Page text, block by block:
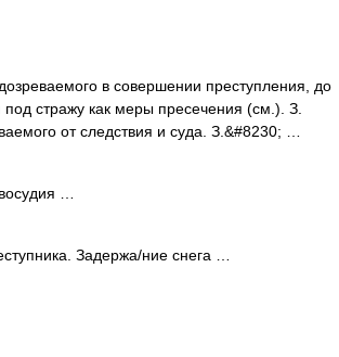
в совершении преступления, до
стражу как меры пресечения (см.). З.
от следствия и суда. З.&#8230; …
…
Задержа/ние снега …